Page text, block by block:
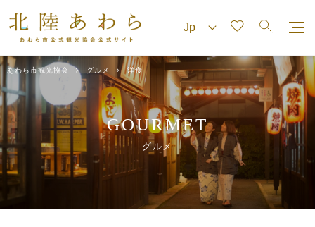
あわら市観光協会 グルメ 洋食
GOURMET
グルメ